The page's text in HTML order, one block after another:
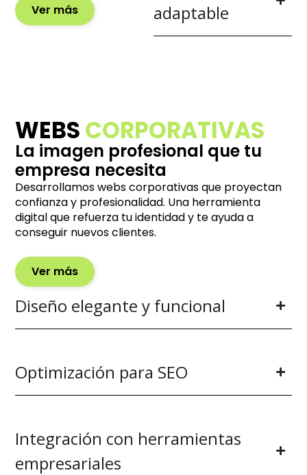
Ver más
adaptable
Diseño elegante y funcional
Optimización para SEO
Integración con herramientas
empresariales
WEBSCORPORATIVAS
La imagen profesional que tu
empresa necesita
Desarrollamos webs corporativas que proyectan
confianza y profesionalidad. Una herramienta
digital que refuerza tu identidad y te ayuda a
conseguir nuevos clientes.
Ver más